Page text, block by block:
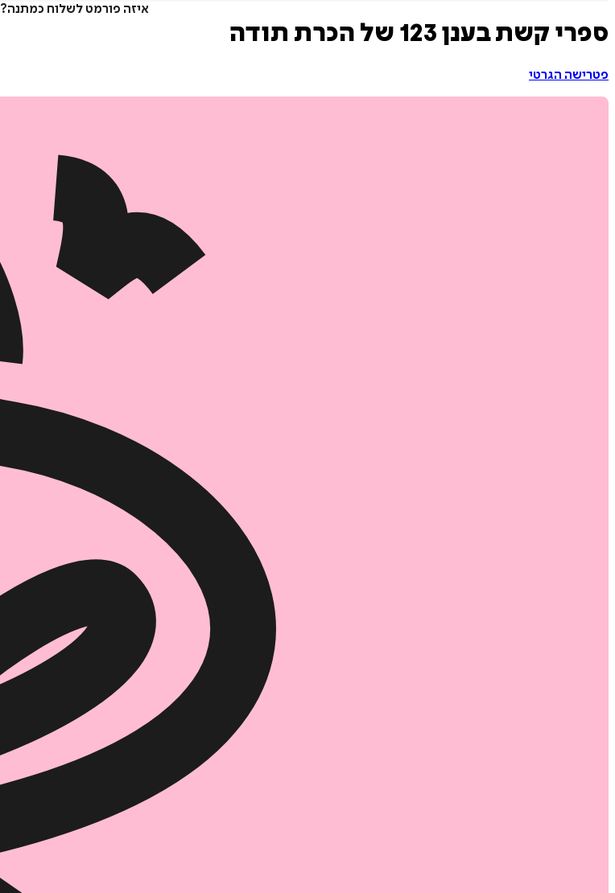
איזה פורמט לשלוח כמתנה?
הוספה
מודפס
54.4
מחיר על הספר: ₪
ספרי קשת בענן 123 של הכרת תודה
פטרישה הגרטי